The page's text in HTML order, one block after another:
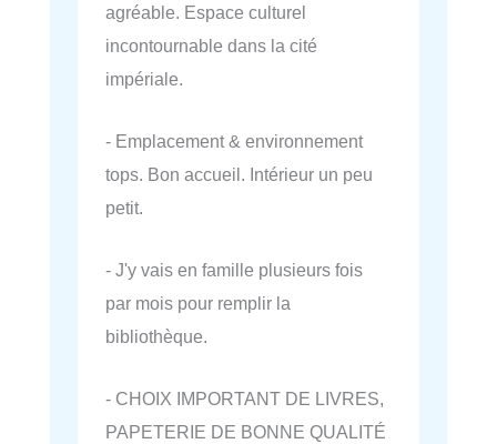
agréable. Espace culturel
incontournable dans la cité
impériale.
- Emplacement & environnement
tops. Bon accueil. Intérieur un peu
petit.
- J'y vais en famille plusieurs fois
par mois pour remplir la
bibliothèque.
- CHOIX IMPORTANT DE LIVRES,
PAPETERIE DE BONNE QUALITÉ